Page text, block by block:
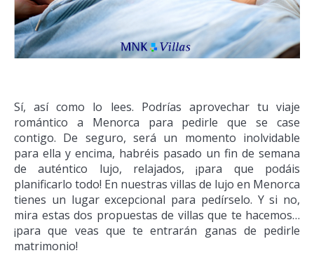
Sí, así como lo lees. Podrías aprovechar tu viaje
romántico a Menorca para pedirle que se case
contigo. De seguro, será un momento inolvidable
para ella y encima, habréis pasado un fin de semana
de auténtico lujo, relajados, ¡para que podáis
planificarlo todo! En nuestras villas de lujo en Menorca
tienes un lugar excepcional para pedírselo. Y si no,
mira estas dos propuestas de villas que te hacemos…
¡para que veas que te entrarán ganas de pedirle
matrimonio!